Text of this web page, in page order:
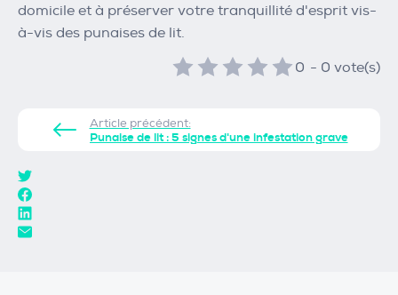
domicile et à préserver votre tranquillité d'esprit vis-
à-vis des punaises de lit.
0 - 0 vote(s)
Article précédent:
Punaise de lit : 5 signes d'une infestation grave